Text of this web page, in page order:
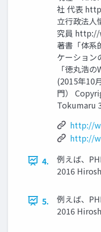
社 代表
立行政法人
究員
著書「体系
ケーション
「徳丸浩
(2015年10
門）
Tokumaru
http://
http://
4.
例えば、
2016
5.
例えば、
2016